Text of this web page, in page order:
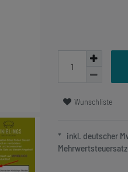
Wunschliste
* inkl. deutscher